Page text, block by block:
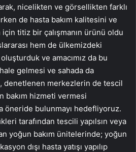
nicelikten ve görsellikten farklı
de hasta bakım kalitesini ve
titiz bir çalışmanın ürünü oldu
hem de ülkemizdeki
ve amacımız da bu
gelmesi ve sahada da
denetlenen merkezlerin de tescil
bakım hizmeti vermesi
öneride bulunmayı hedefliyoruz.
tarafından tescili yapılsın veya
yoğun bakım ünitelerinde; yoğun
dışı hasta yatışı yapılıp